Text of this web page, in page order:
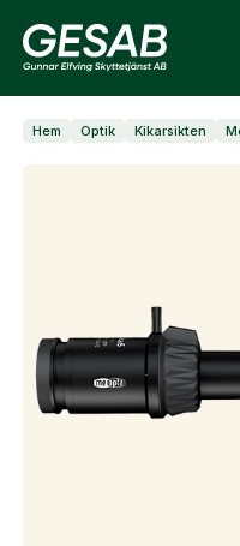
Ammunition
Jaktkläder
Hem Optik Kikarsikten